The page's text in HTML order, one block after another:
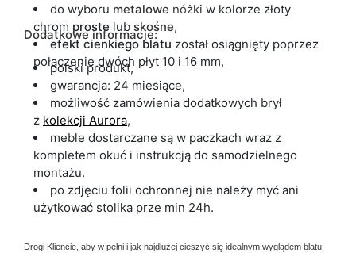
do wyboru metalowe nóżki w kolorze złoty
chrom proste lub skośne,
efekt cienkiego blatu został osiągnięty poprzez
połączenie dwóch płyt 10 i 16 mm,
Dodatkowe informacje:
polski produkt,
gwarancja: 24 miesiące,
możliwość zamówienia dodatkowych brył
z kolekcji Aurora,
meble dostarczane są w paczkach wraz z
kompletem okuć i instrukcją do samodzielnego
montażu.
po zdjęciu folii ochronnej nie należy myć ani
użytkować stolika prze min 24h.
Drogi Kliencie, aby w pełni i jak najdłużej cieszyć się idealnym wyglądem blatu,